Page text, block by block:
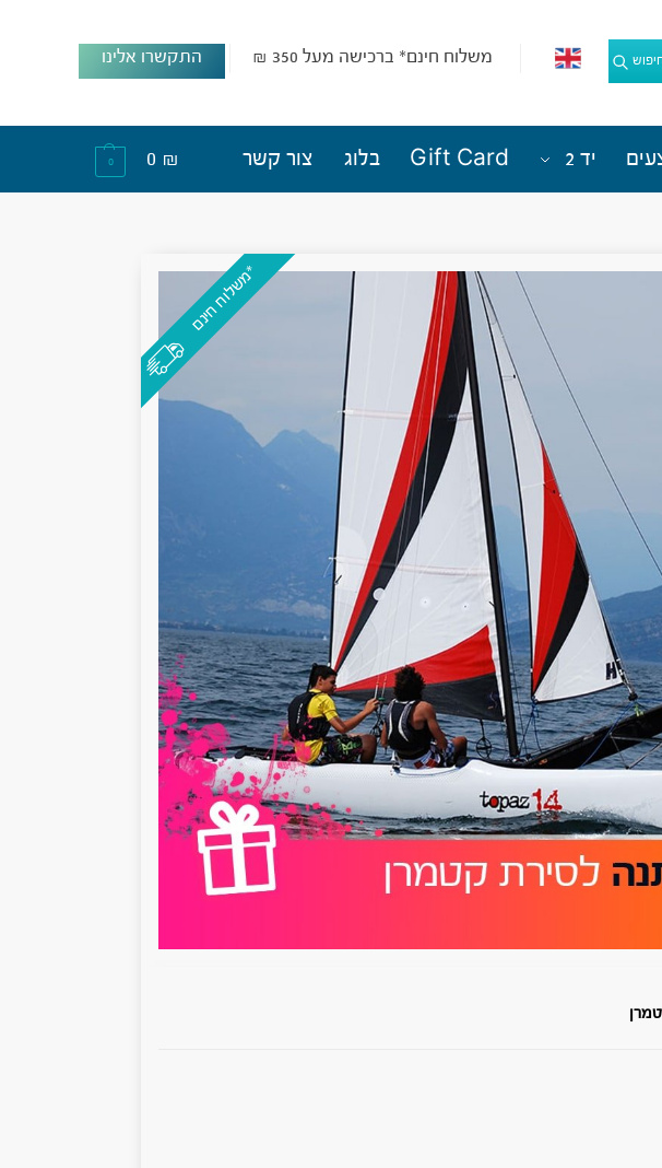
משלוח חינם* ברכישה מעל 350 ₪ התקשרו אלינו
יד 2 Gift Card בלוג צור קשר ₪
0